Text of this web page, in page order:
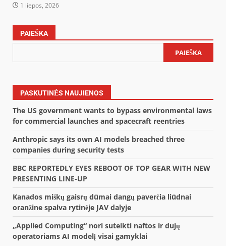
1 liepos, 2026
PAIEŠKA
PAIEŠKA
PASKUTINĖS NAUJIENOS
The US government wants to bypass environmental laws
for commercial launches and spacecraft reentries
Anthropic says its own AI models breached three
companies during security tests
BBC REPORTEDLY EYES REBOOT OF TOP GEAR WITH NEW
PRESENTING LINE-UP
Kanados miškų gaisrų dūmai dangų paverčia liūdnai
oranžine spalva rytinėje JAV dalyje
„Applied Computing“ nori suteikti naftos ir dujų
operatoriams AI modelį visai gamyklai